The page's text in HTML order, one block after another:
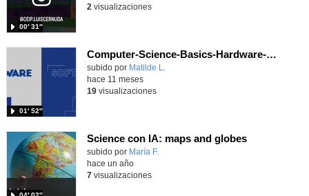
00′ 31″
2 visualizaciones
Computer-Science-Basics-Hardware-and-Software
Contenido educativo.
subido por Matilde L.
01′ 52″
hace 11 meses
19visualizaciones
Science con IA: maps and globes
Contenido educativo.
subido por María F.
hace un año
7visualizaciones